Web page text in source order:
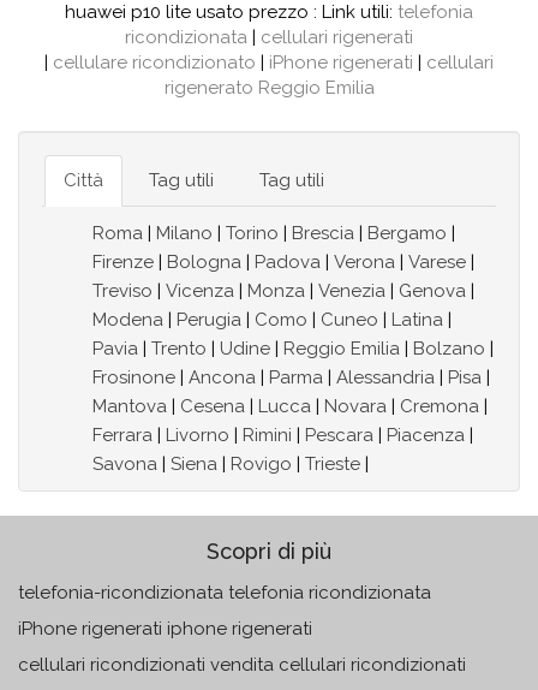
huawei p10 lite usato prezzo : Link utili: telefonia
ricondizionata
cellulari rigenerati
cellulare ricondizionato iPhone rigenerati
cellulari
rigenerato Reggio Emilia
Città Tag utili Tag utili
Roma Milano Torino Brescia Bergamo
Firenze
Bologna Padova Verona Varese
Treviso
Vicenza Monza Venezia Genova
Modena
Perugia Como Cuneo Latina
Pavia
Trento Udine Reggio Emilia Bolzano
Frosinone
Ancona Parma Alessandria Pisa
Mantova
Cesena Lucca Novara Cremona
Ferrara
Livorno Rimini Pescara Piacenza
Savona
Siena Rovigo Trieste
Scopri di più
telefonia-ricondizionata telefonia ricondizionata
iPhone rigenerati iphone rigenerati
cellulari ricondizionati vendita cellulari ricondizionati